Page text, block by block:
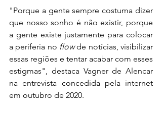
"Porque a gente sempre costuma dizer
que nosso sonho é não existir, porque
a gente existe justamente para colocar
a periferia no flow de notícias, visibilizar
essas regiões e tentar acabar com esses
estigmas", destaca Vagner de Alencar
na entrevista concedida pela internet
em outubro de 2020.